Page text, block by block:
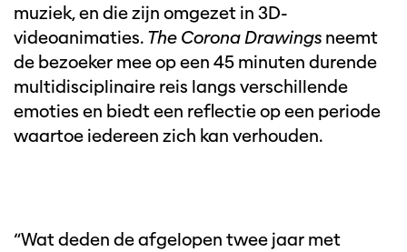
muziek, en die zijn omgezet in 3D-
videoanimaties. The Corona Drawings neemt
de bezoeker mee op een 45 minuten durende
multidisciplinaire reis langs verschillende
emoties en biedt een reflectie op een periode
waartoe iedereen zich kan verhouden.
“Wat deden de afgelopen twee jaar met